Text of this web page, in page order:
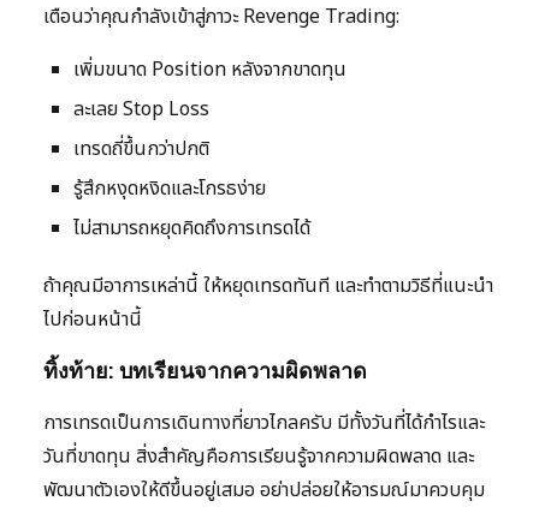
เตือนว่าคุณกำลังเข้าสู่ภาวะ Revenge Trading:
เพิ่มขนาด Position หลังจากขาดทุน
ละเลย Stop Loss
เทรดถี่ขึ้นกว่าปกติ
รู้สึกหงุดหงิดและโกรธง่าย
ไม่สามารถหยุดคิดถึงการเทรดได้
ถ้าคุณมีอาการเหล่านี้ ให้หยุดเทรดทันที และทำตามวิธีที่แนะนำ
ไปก่อนหน้านี้
ทิ้งท้าย: บทเรียนจากความผิดพลาด
การเทรดเป็นการเดินทางที่ยาวไกลครับ มีทั้งวันที่ได้กำไรและ
วันที่ขาดทุน สิ่งสำคัญคือการเรียนรู้จากความผิดพลาด และ
พัฒนาตัวเองให้ดีขึ้นอยู่เสมอ อย่าปล่อยให้อารมณ์มาควบคุม